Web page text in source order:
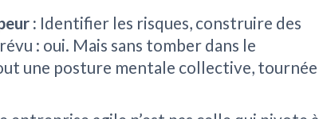
: Identifier les risques, construire des
: oui. Mais sans tomber dans le
une posture mentale collective, tournée